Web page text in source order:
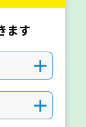
ます
＋
＋